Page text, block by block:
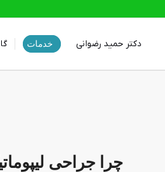
دکتر حمید رضوانی خدمات
چرا جراحی